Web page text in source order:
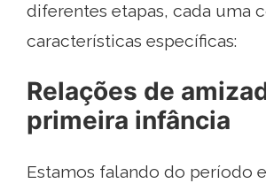
diferentes etapas, cada uma
características específicas:
Relações de
primeira infância
Estamos falando do período